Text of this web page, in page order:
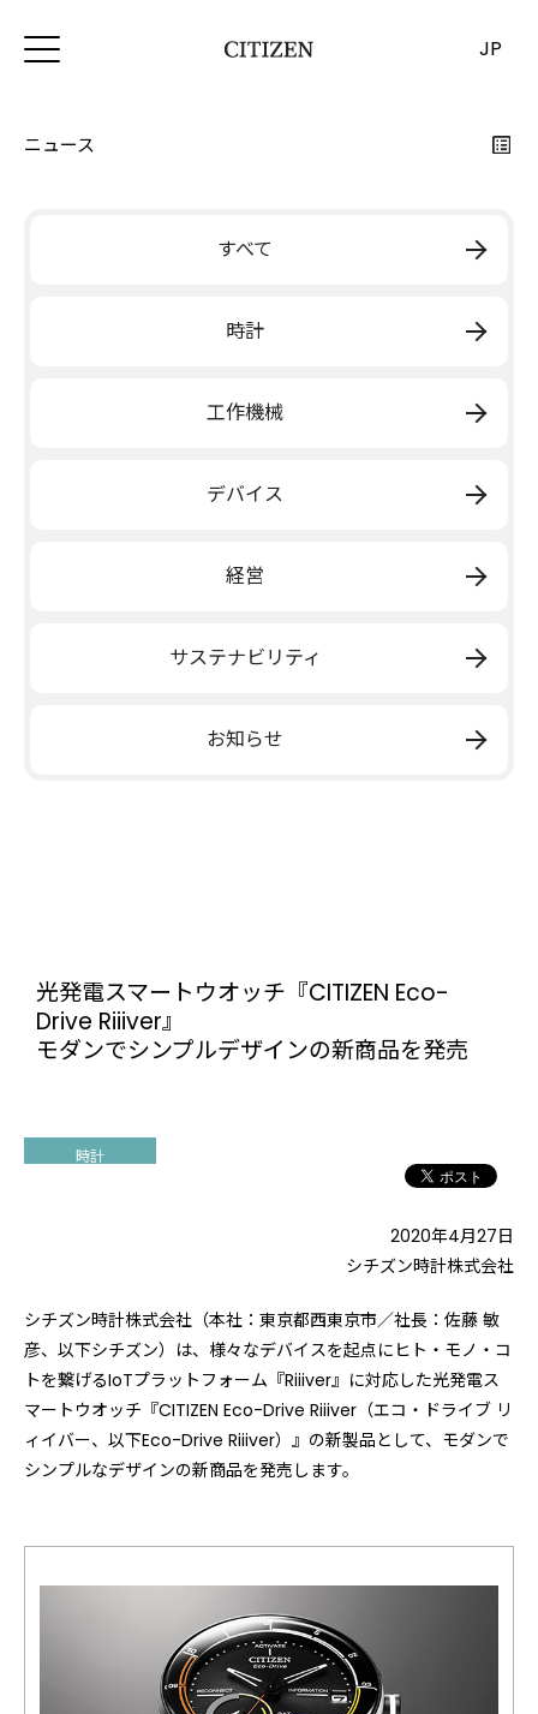
JP
ニュース
すべて
時計
工作機械
デバイス
経営
サステナビリティ
お知らせ
光発電スマートウオッチ『CITIZEN Eco-
Drive Riiiver』
モダンでシンプルデザインの新商品を発売
時計
2020年4月27日
シチズン時計株式会社
シチズン時計株式会社（本社：東京都西東京市／社長：佐藤 敏
彦、以下シチズン）は、様々なデバイスを起点にヒト・モノ・コ
トを繋げるIoTプラットフォーム『Riiiver』に対応した光発電ス
マートウオッチ『CITIZEN Eco-Drive Riiiver（エコ・ドライブ リ
ィイバー、以下Eco-Drive Riiiver）』の新製品として、モダンで
シンプルなデザインの新商品を発売します。